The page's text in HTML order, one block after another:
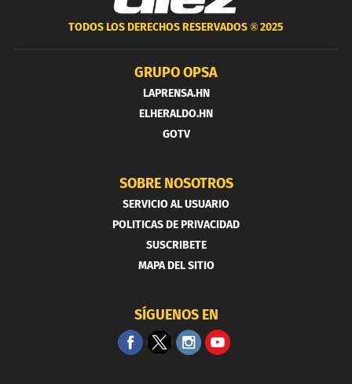
TODOS LOS DERECHOS RESERVADOS ®2025
GRUPO OPSA
LAPRENSA.HN
ELHERALDO.HN
GOTV
SOBRE NOSOTROS
SERVICIO AL USUARIO
POLITICAS DE PRIVACIDAD
SUSCRIBETE
MAPA DEL SITIO
SÍGUENOS EN